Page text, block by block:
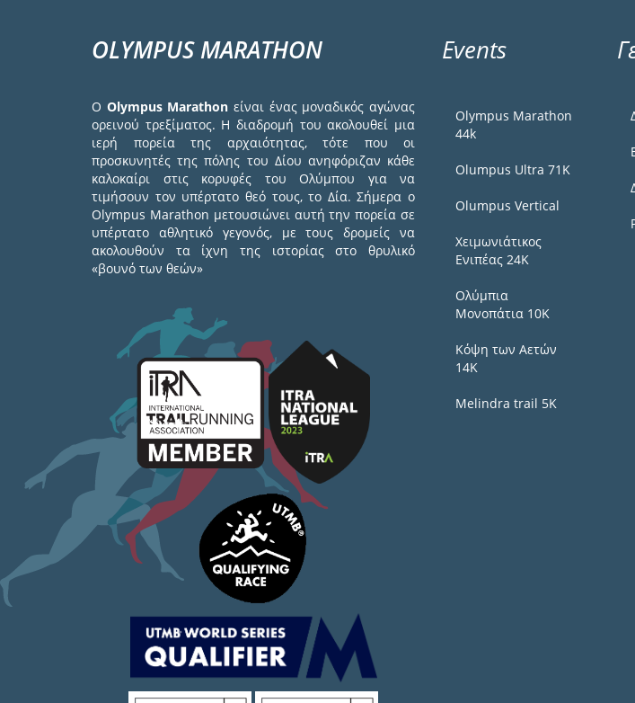
OLYMPUS MARATHON
Ο Olympus Marathon είναι ένας μοναδικός αγώνας
ορεινού τρεξίματος. Η διαδρομή του ακολουθεί μια
ιερή πορεία της αρχαιότητας, τότε που οι
προσκυνητές της πόλης του Δίου ανηφόριζαν κάθε
καλοκαίρι στις κορυφές του Ολύμπου για να
τιμήσουν τον υπέρτατο θεό τους, το Δία. Σήμερα ο
Olympus Marathon μετουσιώνει αυτή την πορεία σε
υπέρτατο αθλητικό γεγονός, με τους δρομείς να
ακολουθούν τα ίχνη της ιστορίας στο θρυλικό
«βουνό των θεών»
Events
Olympus Marathon
44k
Olumpus Ultra 71K
Olumpus Vertical
Χειμωνιάτικος
Ενιπέας 24Κ
Ολύμπια
Μονοπάτια 10Κ
Κόψη των Αετών
14Κ
Melindra trail 5Κ